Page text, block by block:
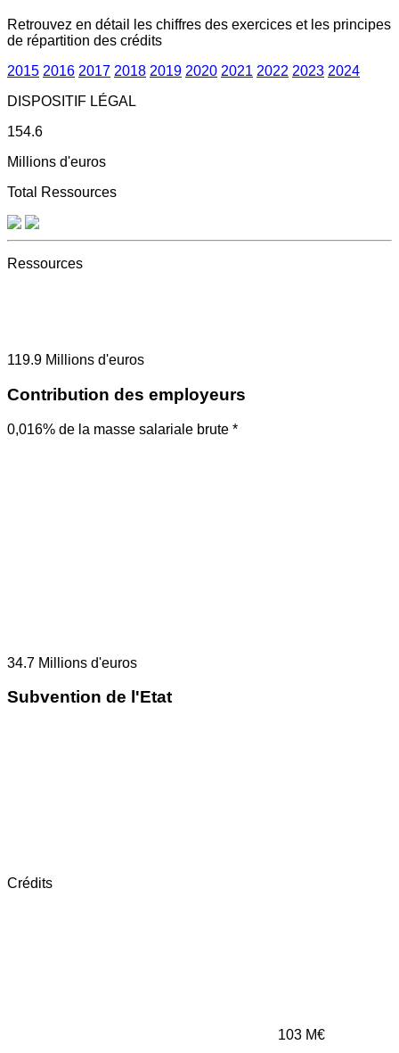
Retrouvez en détail les chiffres des exercices et les principes
de répartition des crédits
2015 2016 2017 2018 2019 2020 2021 2022 2023 2024
DISPOSITIF LÉGAL
154.6
Millions d'euros
Total Ressources
Ressources
119.9 Millions d'euros
Contribution des employeurs
0,016% de la masse salariale brute *
34.7 Millions d'euros
Subvention de l'Etat
Crédits
103 M€